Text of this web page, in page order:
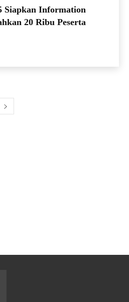
Siapkan Information
20 Ribu Peserta